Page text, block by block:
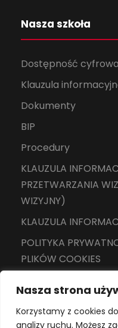
Nasza strona
Korzystamy z cookies
analizy ruchu. Możesz
Nasza szkoła
Dostępność cyfrowa
Klauzula
Dokumenty
BIP
Procedury
KLAUZULA
PRZETWARZANIA
WIZYJNY)
KLAUZULA
POLITYKA
PLIKÓW COOKIES